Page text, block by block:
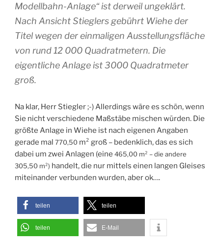
Modellbahn-Anlage“ ist derweil ungeklärt.
Nach Ansicht Stieglers gebührt Wiehe der
Titel wegen der einmaligen Ausstellungsfläche
von rund 12 000 Quadratmetern. Die
eigentliche Anlage ist 3000 Quadratmeter
groß.
Na klar, Herr Stiegler ;-) Allerdings wäre es schön, wenn
Sie nicht verschiedene Maßstäbe mischen würden. Die
größte Anlage in Wiehe ist nach eigenen Angaben
gerade mal 770,50 m² groß – bedenklich, das es sich
dabei um zwei Anlagen (eine 465,00 m² – die andere
305,50 m²) handelt, die nur mittels einen langen Gleises
miteinander verbunden wurden, aber ok….
teilen teilen
teilen E-Mail